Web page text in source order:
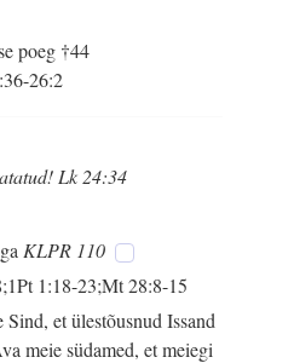
poeg †44
26:2
Lk 24:34
KLPR 110
1:18-23;Mt 28:8-15
Sind, et ülestõusnud Issand
meie südamed, et meiegi